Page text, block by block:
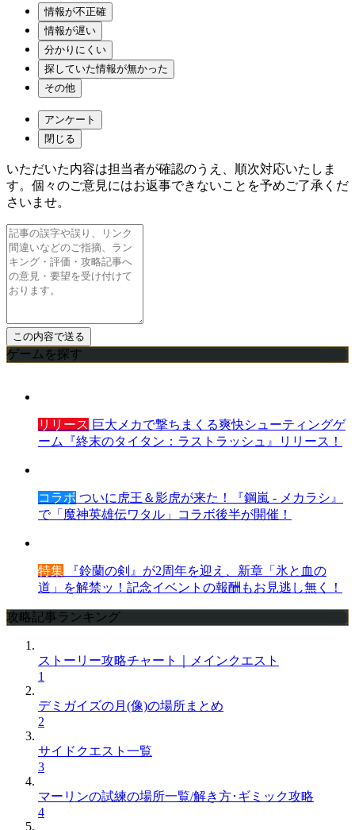
情報が不正確
情報が遅い
分かりにくい
探していた情報が無かった
その他
アンケート
閉じる
いただいた内容は担当者が確認のうえ、順次対応いたしま
す。個々のご意見にはお返事できないことを予めご了承くだ
さいませ。
ゲームを探す
リリース 巨大メカで撃ちまくる爽快シューティングゲ
ーム『終末のタイタン：ラストラッシュ』リリース！
コラボ ついに虎王＆影虎が来た！『鋼嵐 - メカラシ』
で「魔神英雄伝ワタル」コラボ後半が開催！
特集 『鈴蘭の剣』が2周年を迎え、新章「氷と血の
道」を解禁ッ！記念イベントの報酬もお見逃し無く！
攻略記事ランキング
ストーリー攻略チャート｜メインクエスト
1
デミガイズの月(像)の場所まとめ
2
サイドクエスト一覧
3
マーリンの試練の場所一覧/解き方･ギミック攻略
4